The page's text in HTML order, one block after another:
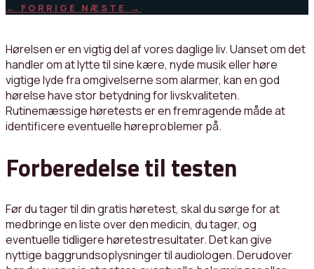
← FORRIGE NÆSTE →
Hørelsen er en vigtig del af vores daglige liv. Uanset om det
handler om at lytte til sine kære, nyde musik eller høre
vigtige lyde fra omgivelserne som alarmer, kan en god
hørelse have stor betydning for livskvaliteten.
Rutinemæssige høretests er en fremragende måde at
identificere eventuelle høreproblemer på.
Forberedelse til testen
Før du tager til din gratis høretest, skal du sørge for at
medbringe en liste over den medicin, du tager, og
eventuelle tidligere høretestresultater. Det kan give
nyttige baggrundsoplysninger til audiologen. Derudover